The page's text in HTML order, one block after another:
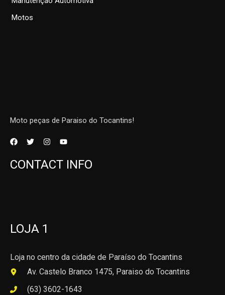
Motos
Moto peças de Paraiso do Tocantins!
CONTACT INFO
LOJA 1
Loja no centro da cidade de Paraíso do Tocantins
Av. Castelo Branco 1475, Paraiso do Tocantins
(63) 3602-1643